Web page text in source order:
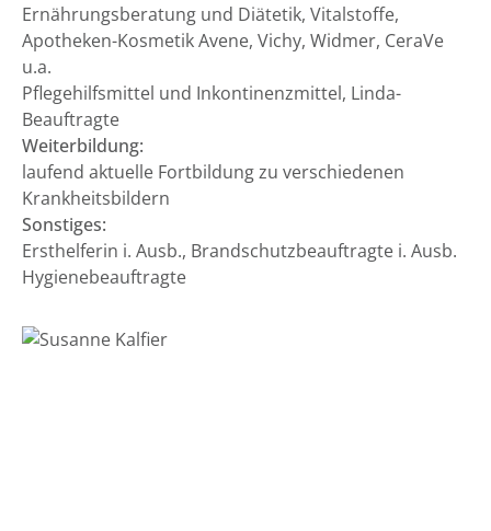
Ernährungsberatung und Diätetik, Vitalstoffe,
Apotheken-Kosmetik Avene, Vichy, Widmer, CeraVe
u.a.
Pflegehilfsmittel und Inkontinenzmittel, Linda-
Beauftragte
Weiterbildung:
laufend aktuelle Fortbildung zu verschiedenen
Krankheitsbildern
Sonstiges:
Ersthelferin i. Ausb., Brandschutzbeauftragte i. Ausb.
Hygienebeauftragte